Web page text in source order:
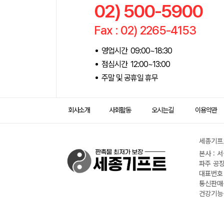
02) 500-5900
Fax : 02) 2265-4153
영업시간 09:00~18:30
점심시간 12:00~13:00
주말 및 공휴일 휴무
회사소개 사회활동 오시는길 이용약관
세종기
본사 :
파주 공
대표번
통신판
건강기